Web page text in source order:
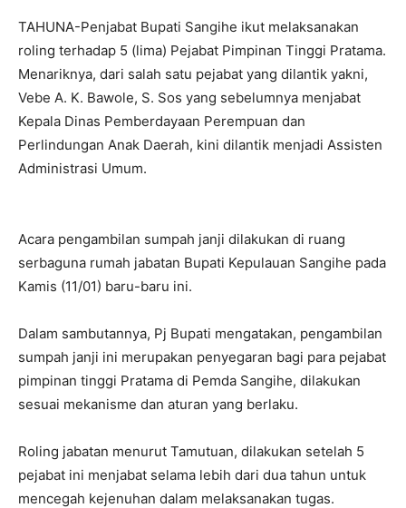
TAHUNA-Penjabat Bupati Sangihe ikut melaksanakan
roling terhadap 5 (lima) Pejabat Pimpinan Tinggi Pratama.
Menariknya, dari salah satu pejabat yang dilantik yakni,
Vebe A. K. Bawole, S. Sos yang sebelumnya menjabat
Kepala Dinas Pemberdayaan Perempuan dan
Perlindungan Anak Daerah, kini dilantik menjadi Assisten
Administrasi Umum.
Acara pengambilan sumpah janji dilakukan di ruang
serbaguna rumah jabatan Bupati Kepulauan Sangihe pada
Kamis (11/01) baru-baru ini.
Dalam sambutannya, Pj Bupati mengatakan, pengambilan
sumpah janji ini merupakan penyegaran bagi para pejabat
pimpinan tinggi Pratama di Pemda Sangihe, dilakukan
sesuai mekanisme dan aturan yang berlaku.
Roling jabatan menurut Tamutuan, dilakukan setelah 5
pejabat ini menjabat selama lebih dari dua tahun untuk
mencegah kejenuhan dalam melaksanakan tugas.